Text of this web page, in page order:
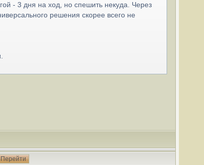
- 3 дня на ход, но спешить некуда. Через
решения скорее всего не